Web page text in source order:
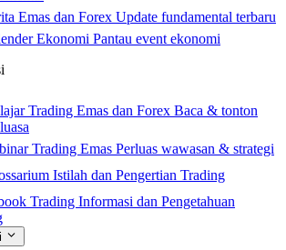
Emas dan Forex Update fundamental terbaru
Ekonomi Pantau event ekonomi
Trading Emas dan Forex Baca & tonton
Trading Emas Perluas wawasan & strategi
Istilah dan Pengertian Trading
Trading Informasi dan Pengetahuan